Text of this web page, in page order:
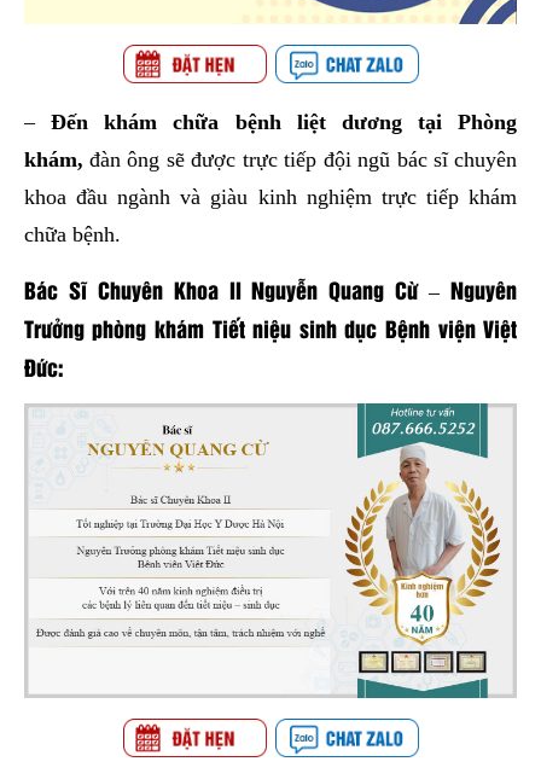
–Đến khám chữa bệnh liệt dương tại Phòng
khám, đàn ông sẽ được trực tiếp đội ngũ bác sĩ chuyên
khoa đầu ngành và giàu kinh nghiệm trực tiếp khám
chữa bệnh.
Bác Sĩ Chuyên Khoa II Nguyễn Quang Cừ – Nguyên
Trưởng phòng khám Tiết niệu sinh dục Bệnh viện Việt
Đức: